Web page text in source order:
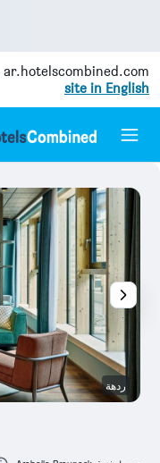
ar.hotelscombined.com
site in English
ردهة